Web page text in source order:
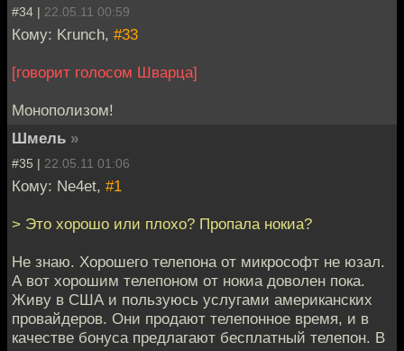
#34 | 22.05.11 00:59
Кому: Krunch, #33
[говорит голосом Шварца]
Монополизом!
Шмель »
#35 | 22.05.11 01:06
Кому: Ne4et, #1
> Это хорошо или плохо? Пропала нокиа?
Не знаю. Хорошего телепона от микрософт не юзал.
А вот хорошим телепоном от нокиа доволен пока.
Живу в США и пользуюсь услугами американских
провайдеров. Они продают телепонное время, и в
качестве бонуса предлагают бесплатный телепон. В